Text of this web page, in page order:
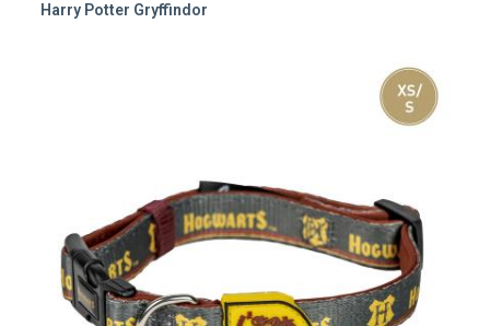
Harry Potter Gryffindor